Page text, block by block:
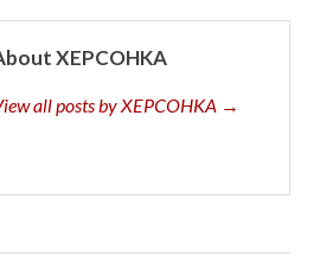
XEPCOHKA
all posts by XEPCOHKA →